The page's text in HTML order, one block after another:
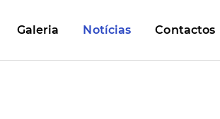
Galeria Notícias Contactos